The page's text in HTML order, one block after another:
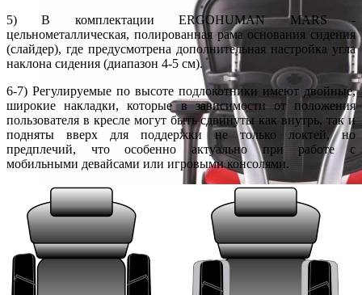
5) В комплектации ERGOHUMAN MARS -
цельнометаллическая, полированная рама основания сидения
(слайдер), где предусмотрена дополнительная настройка угла
наклона сидения (диапазон 4-5 см).
6-7) Регулируемые по высоте подлокотники имеют двойные,
широкие накладки, которые в зависимости от положения
пользователя в кресле могут быть сдвинуты как внутрь, так и
подняты вверх для поддержки не только локтей, но
предплечий, что особенно актуально при работе с
мобильными девайсами или игровыми консолями.